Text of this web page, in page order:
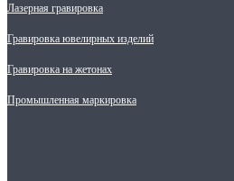
Лазерная гравировка
Гравировка ювелирных изделий
Гравировка на жетонах
Промышленная маркировка